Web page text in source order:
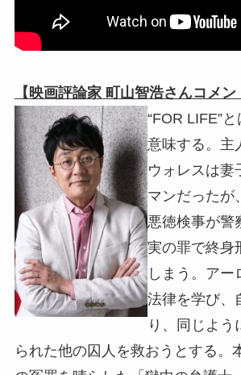
【映画評論家 町山智浩さんコメン
“FOR LIFE”
意味する。主
ウォレスは妻
マンだったが
悪徳検事が警
実の罪で終身
しまう。アー
法律を学び、
り、同じよう
られた他の囚人を救おうとする。